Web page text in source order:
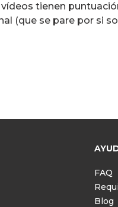
tienen
(que se pare por si
FAQ
Blog